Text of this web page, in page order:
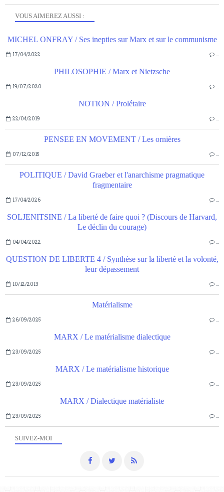
SUIVEZ-MOI
VOUS AIMEREZ AUSSI :
MICHEL ONFRAY / Ses inepties sur Marx et sur le communisme
17/04/2022 …
PHILOSOPHIE / Marx et Nietzsche
19/07/2020 …
NOTION / Prolétaire
22/04/2019 …
PENSEE EN MOVEMENT / Les ornières
07/12/2015 …
POLITIQUE / David Graeber et l'anarchisme pragmatique
fragmentaire
17/04/2026 …
SOLJENITSINE / La liberté de faire quoi ? (Discours de Harvard,
Le déclin du courage)
04/04/2022 …
QUESTION DE LIBERTE 4 / Synthèse sur la liberté et la volonté,
leur dépassement
10/12/2013 …
Matérialisme
26/09/2025 …
MARX / Le matérialisme dialectique
23/09/2025 …
MARX / Le matérialisme historique
23/09/2025 …
MARX / Dialectique matérialiste
23/09/2025 …